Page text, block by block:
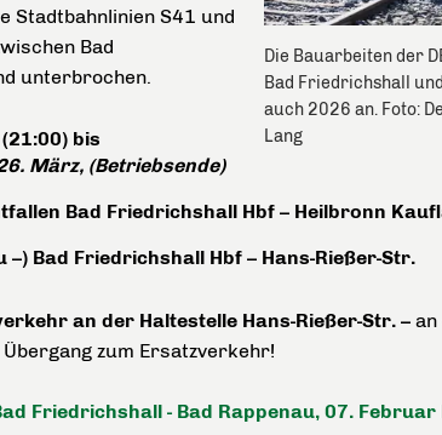
Die Bauarbeiten der
Bad Friedrichshall
auch 2026 an. Foto:
Lang
Stadtbahnlinien S41 und
Bad
unterbrochen.
bis
März, (Betriebsende)
Bad Friedrichshall Hbf – Heilbronn
–) Bad Friedrichshall Hbf – Hans-Rießer-Str.
an der Haltestelle Hans-Rießer-Str. – an
zum Ersatzverkehr!
Friedrichshall - Bad Rappenau, 07.